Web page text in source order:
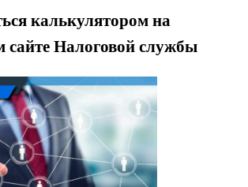
калькулятором на
Налоговой службы